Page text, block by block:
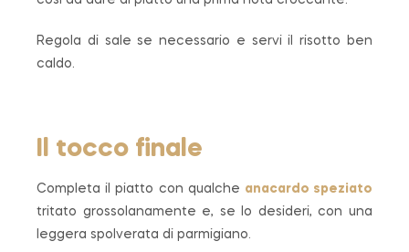
Regola di sale se necessario e servi il risotto ben
caldo.
Il tocco finale
Completa il piatto con qualche anacardo speziato
tritato grossolanamente e, se lo desideri, con una
leggera spolverata di parmigiano.